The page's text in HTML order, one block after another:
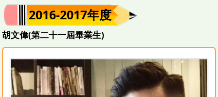
2016-2017年度
胡文偉(第二十一屆畢業生)